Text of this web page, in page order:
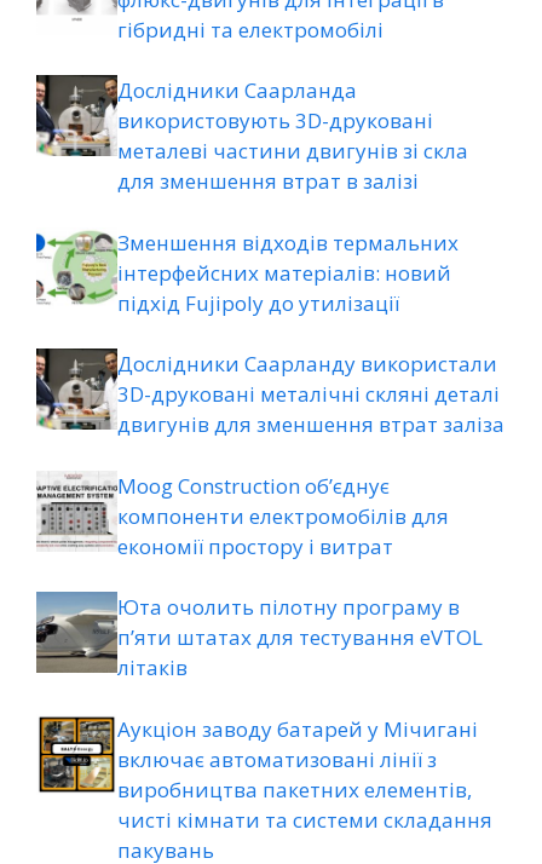
гібридні та електромобілі
Дослідники Саарланда
використовують 3D-друковані
металеві частини двигунів зі скла
для зменшення втрат в залізі
Зменшення відходів термальних
інтерфейсних матеріалів: новий
підхід Fujipoly до утилізації
Дослідники Саарланду використали
3D-друковані металічні скляні деталі
двигунів для зменшення втрат заліза
Moog Construction об’єднує
компоненти електромобілів для
економії простору і витрат
Юта очолить пілотну програму в
п’яти штатах для тестування eVTOL
літаків
Аукціон заводу батарей у Мічигані
включає автоматизовані лінії з
виробництва пакетних елементів,
чисті кімнати та системи складання
пакувань